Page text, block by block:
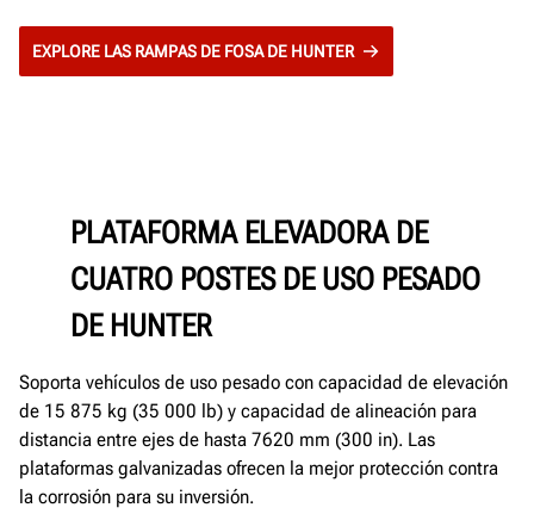
EXPLORE LAS RAMPAS DE FOSA DE HUNTER
PLATAFORMA ELEVADORA DE
CUATRO POSTES DE USO PESADO
DE HUNTER
Soporta vehículos de uso pesado con capacidad de elevación
de 15 875 kg (35 000 lb) y capacidad de alineación para
distancia entre ejes de hasta 7620 mm (300 in). Las
plataformas galvanizadas ofrecen la mejor protección contra
la corrosión para su inversión.